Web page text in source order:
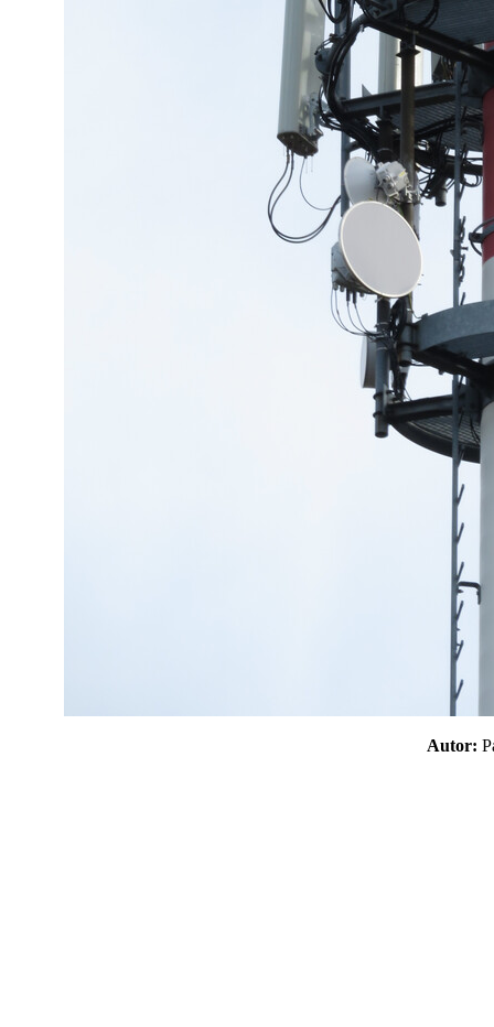
Autor: